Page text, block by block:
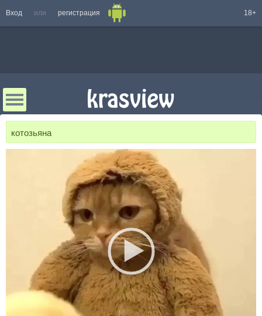
Вход или регистрация 18+
котозьяна